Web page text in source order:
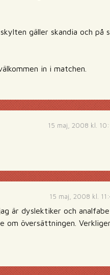
gäller skandia och på
in i matchen.
15 maj, 2008 kl.
15 maj, 2008 kl.
är dyslektiker och
om översättningen.